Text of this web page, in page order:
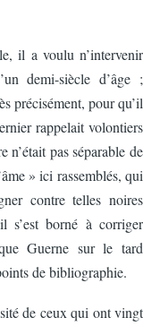
il a voulu n’intervenir
demi-siècle d’âge ;
précisément, pour qu’il
rappelait volontiers
n’était pas séparable de
» ici rassemblés, qui
contre telles noires
s’est borné à corriger
Guerne sur le tard
de bibliographie.
de ceux qui ont vingt